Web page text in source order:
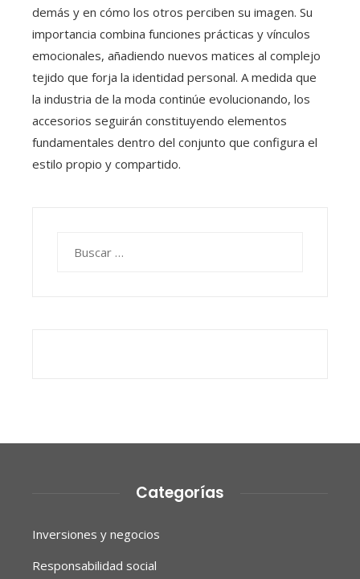
demás y en cómo los otros perciben su imagen. Su
importancia combina funciones prácticas y vínculos
emocionales, añadiendo nuevos matices al complejo
tejido que forja la identidad personal. A medida que
la industria de la moda continúe evolucionando, los
accesorios seguirán constituyendo elementos
fundamentales dentro del conjunto que configura el
estilo propio y compartido.
Categorías
Inversiones y negocios
Responsabilidad social